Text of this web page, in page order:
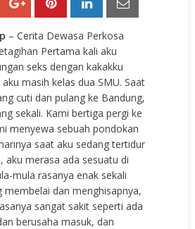
– Cerita Dewasa Perkosa
Pertama kali aku
seks dengan kakakku
masih kelas dua SMU. Saat
cuti dan pulang ke Bandung,
sekali. Kami bertiga pergi ke
menyewa sebuah pondokan
saat aku sedang tertidur
aku merasa ada sesuatu di
mula rasanya enak sekali
membelai dan menghisapnya,
sangat sakit seperti ada
berusaha masuk, dan